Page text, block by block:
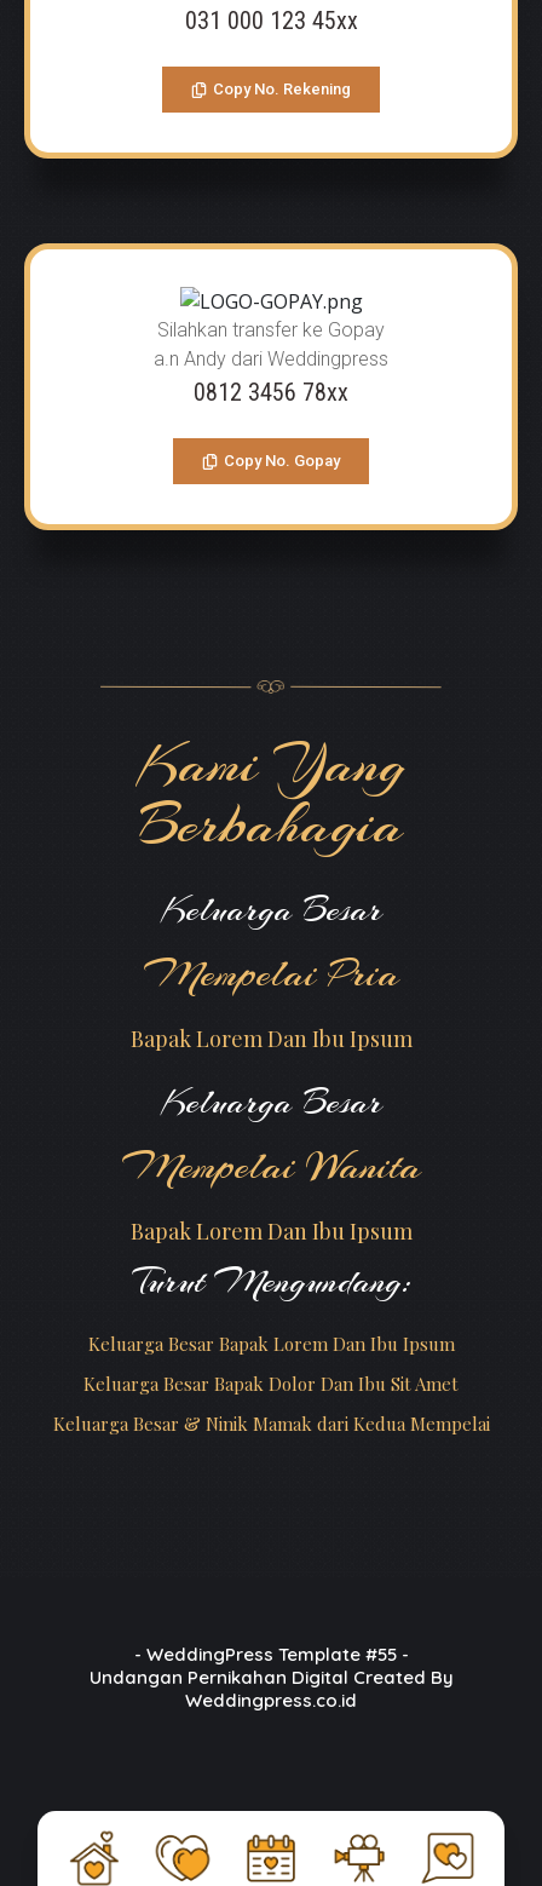
031 000 123 45xx
Copy No. Rekening
Silahkan transfer ke Gopay
a.n Andy dari Weddingpress
0812 3456 78xx
Copy No. Gopay
Kami Yang
Berbahagia
Keluarga Besar
Mempelai Pria
Bapak Lorem Dan Ibu Ipsum
Keluarga Besar
Mempelai Wanita
Bapak Lorem Dan Ibu Ipsum
Turut Mengundang:
Keluarga Besar Bapak Lorem Dan Ibu Ipsum
Keluarga Besar Bapak Dolor Dan Ibu Sit Amet
Keluarga Besar & Ninik Mamak dari Kedua Mempelai
- WeddingPress Template #55 -
Undangan Pernikahan Digital Created By
Weddingpress.co.id